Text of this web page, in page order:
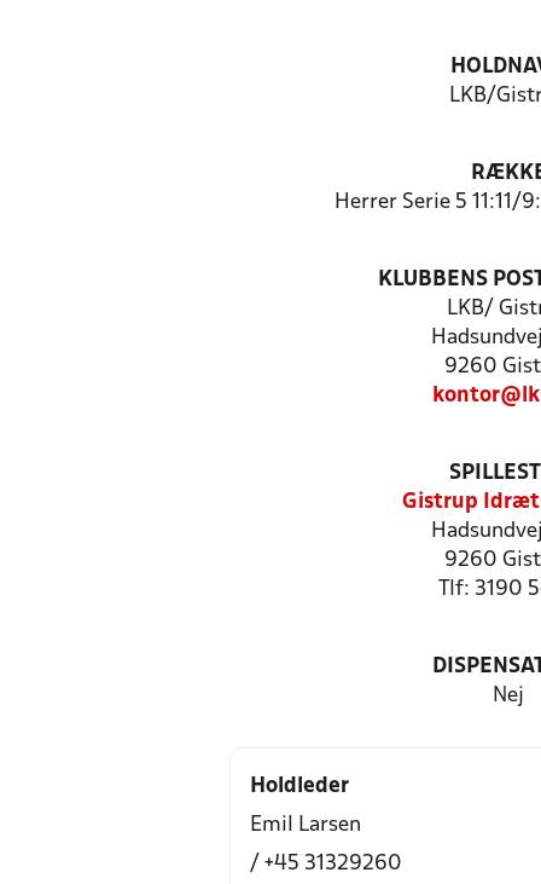
LKB/
Herrer Serie 5 11:11/
KLUBBENS
LKB/
9260
Gistrup
9260
Tlf: 3190
Nej
Holdleder
Emil Larsen
/ +45 31329260